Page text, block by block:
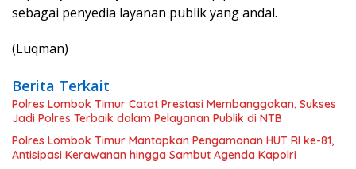
sebagai penyedia layanan publik yang andal.
(Luqman)
Berita Terkait
Polres Lombok Timur Catat Prestasi Membanggakan, Sukses
Jadi Polres Terbaik dalam Pelayanan Publik di NTB
Polres Lombok Timur Mantapkan Pengamanan HUT RI ke-81,
Antisipasi Kerawanan hingga Sambut Agenda Kapolri